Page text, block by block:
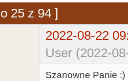
25 z 94 ]
2022-08-22
User (2022-
Szanowne Panie :)